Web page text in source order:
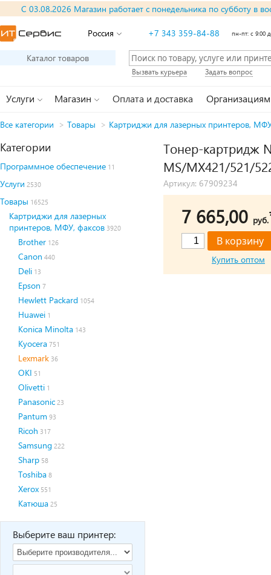
С 03.08.2026 Магазин работает с понедельника по субботу в
Россия +7 343 359-84-88 пн-пт: с 9:00
Каталог товаров
Вызвать курьера Задать вопрос
Услуги Магазин Оплата и доставка Организациям
Все категории > Товары > Картриджи для лазерных принтеров,
Категории
Программное обеспечение 11
Услуги 2530
Товары 16525
Картриджи для лазерных
принтеров, МФУ, факсов 3920
Brother 126
Canon 440
Deli 13
Epson 7
Hewlett Packard 1054
Huawei 1
Konica Minolta 143
Kyocera 751
Lexmark 36
OKI 51
Olivetti 1
Panasonic 23
Pantum 93
Ricoh 317
Samsung 222
Sharp 58
Toshiba 8
Xerox 551
Катюша 25
Выберите ваш принтер:
Тонер-картридж
MS/MX421/521/
Артикул: 67909234
7 665,00 руб.
Купить оптом